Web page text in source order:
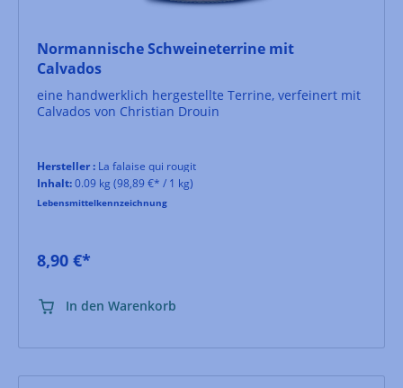
Normannische Schweineterrine mit
Calvados
eine handwerklich hergestellte Terrine, verfeinert mit
Calvados von Christian Drouin
Hersteller : La falaise qui rougit
Inhalt:0.09 kg (98,89 €* / 1 kg)
Lebensmittelkennzeichnung
8,90 €*
In den Warenkorb